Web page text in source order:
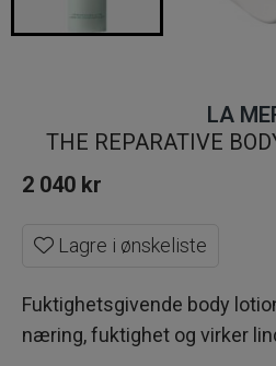
LA
THE REPARATIVE
2 040 kr
Lagre i ønskeliste
Fuktighetsgivende body
næring, fuktighet og virker